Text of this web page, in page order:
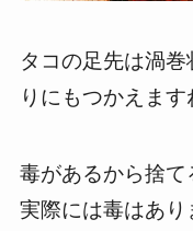
タコの足先は渦
りにもつかえます
毒があるから捨て
実際には毒はあり